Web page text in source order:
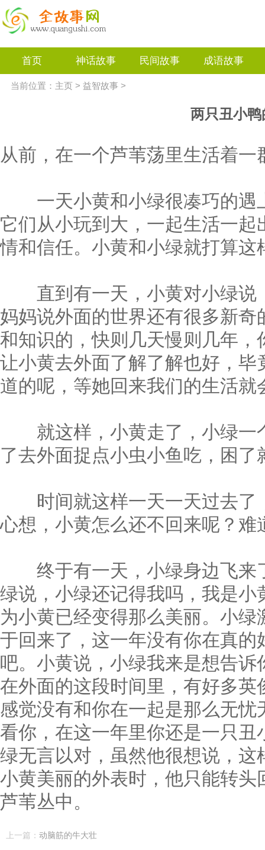
首页 神话故事 民间故事 成语故事
当前位置： 主页 > 益智故事 >
两只丑小鸭
从前，在一个芦苇荡里生活着一
一天小黄和小绿很凑巧的遇
它们从小玩到大，一起生活一
情和信任。小黄和小绿就打算这
直到有一天，小黄对小绿说
妈妈说外面的世界还有很多新
和知识的，快则几天慢则几年
让小黄去外面了解了解也好，
道的呢，等她回来我们的生活就
就这样，小黄走了，小绿一
了去外面捉点小虫小鱼吃，困了
时间就这样一天一天过去了
心想，小黄怎么还不回来呢？难
终于有一天，小绿身边飞来
绿说，小绿还记得我吗，我是
为小黄已经变得那么美丽。小
于回来了，这一年没有你在真
吧。小黄说，小绿我来是想告
在外面的这段时间里，有好多
感觉没有和你在一起是那么无
看你，在这一年里你还是一只
绿无言以对，虽然他很想说，
小黄美丽的外表时，他只能转
芦苇丛中。
上一篇： 动脑筋的牛大壮